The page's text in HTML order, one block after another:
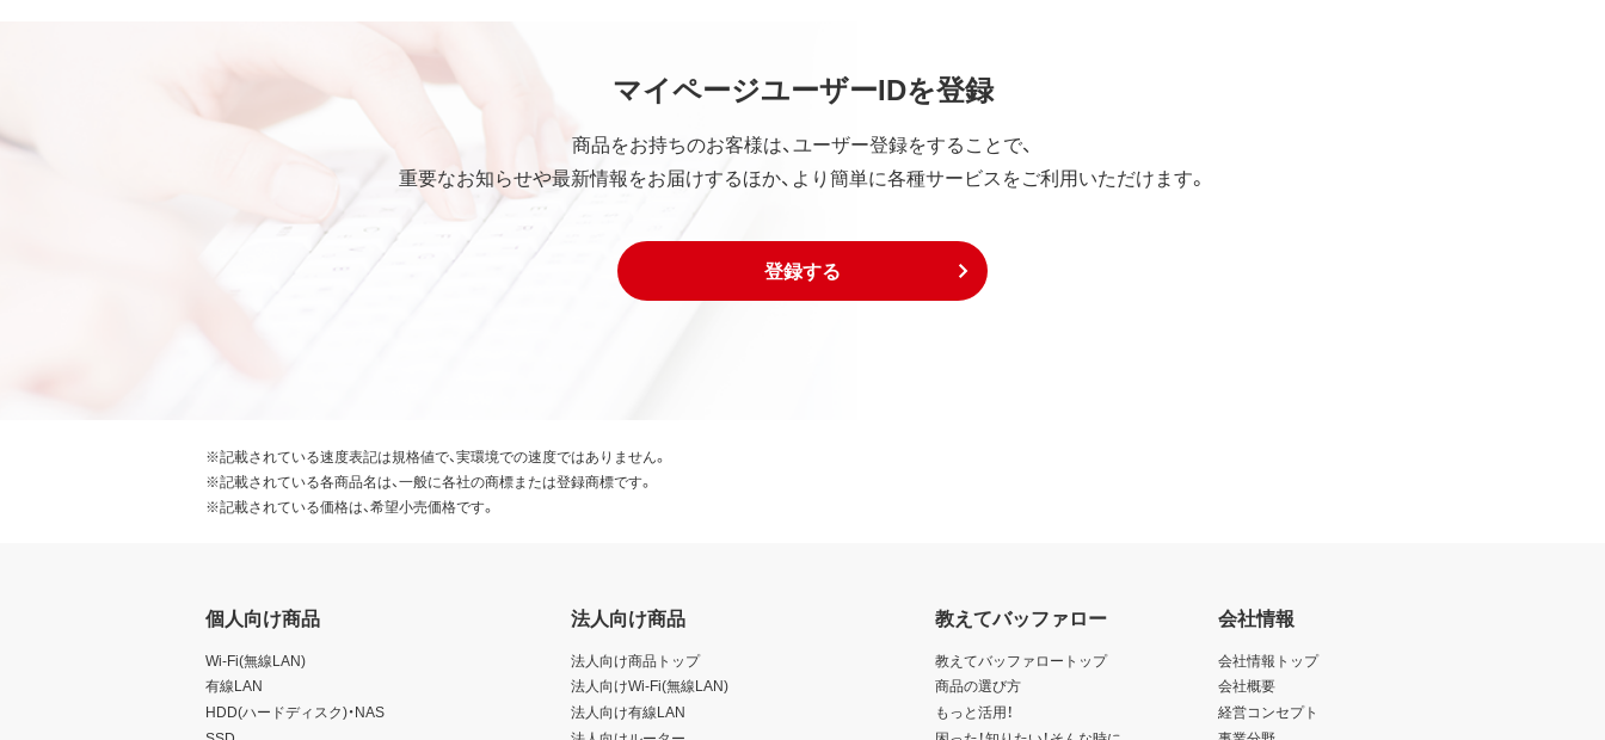
第5条 損害賠償
弊社は、データの消失、業務の中断、逸失利益、精神的損害等を含め、本ソフトウェアの使用または使用不能に起因する直接的、間接
的、特別、偶発的、結果的、その他いかなる損害にも、一切の責任を負いません。
いかなる場合においても、弊社の責任の上限は、お客様が購入商品の対価として支払った金額とします。
本契約の締結により、お客様は下記事項に同意するものとします。
本ソフトウェアが外国為替及び外国貿易法および米国輸出管理関連法規等に基づく輸出規制の対象となる可能性があることを認
識の上、本ソフトウェアを輸出または再輸出する場合は、上記の輸出管理関連法規を遵守し、かかる法規の定めるところにより必
第7条 その他
せん。
本ソフトウェアに表示されている著作権者も本契約について弊社と同じ権利を有するものとします。
本契約に関わる紛争が発生した場合は、弊社の本店所在地を管轄する裁判所を専属的裁判所とします。
マイページユーザーIDを登録
商品をお持ちのお客様は、ユーザー登録をすることで、
重要なお知らせや最新情報をお届けするほか、より簡単に各種サービスをご利用いただけます。
登録する
※記載されている速度表記は規格値で、実環境での速度ではありません。
※記載されている各商品名は、一般に各社の商標または登録商標です。
※記載されている価格は、希望小売価格です。
個人向け商品
Wi-Fi(無線LAN)
有線LAN
HDD(ハードディスク)・NAS
法人向け商品
法人向け商品トップ
法人向けWi-Fi(無線LAN)
法人向け有線LAN
教えてバッファロー
教えてバッファロートップ
商品の選び方
もっと活用！
会社情報
会社情報トップ
会社概要
経営コンセプト